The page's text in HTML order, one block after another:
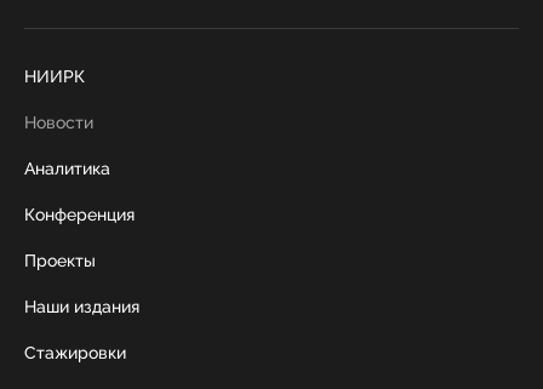
НИИРК
Новости
Аналитика
Конференция
Проекты
Наши издания
Стажировки